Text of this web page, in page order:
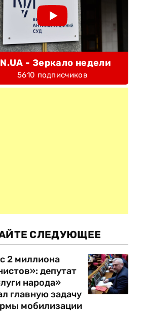
- Зеркало недели
5610 подписчиков
СЛЕДУЮЩЕЕ
2 миллиона
депутат
народа»
главную задачу
мобилизации